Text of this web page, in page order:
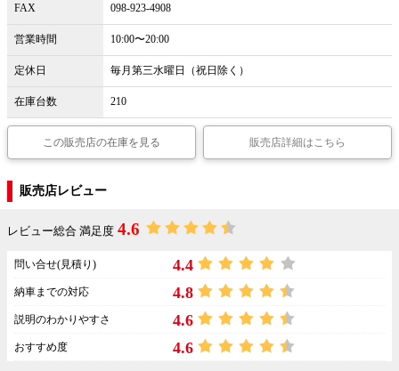
FAX 098-923-4908
営業時間 10:00〜20:00
定休日 毎月第三水曜日（祝日除く）
在庫台数 210
この販売店の在庫を見る 販売店詳細はこちら
販売店レビュー
レビュー総合 満足度 4.6
問い合せ(見積り) 4.4
納車までの対応 4.8
説明のわかりやすさ 4.6
おすすめ度 4.6